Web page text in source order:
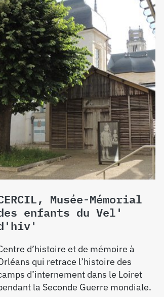
Musée-Mémorial
enfants du Vel'
d’histoire et de mémoire à
qui retrace l’histoire des
d’internement dans le Loiret
la Seconde Guerre mondiale.